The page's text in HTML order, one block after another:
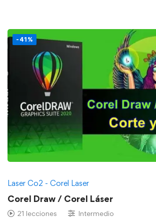
-41%
Laser Co2 - Corel Laser
Corel Draw / Corel Láser
21 lecciones Intermedio